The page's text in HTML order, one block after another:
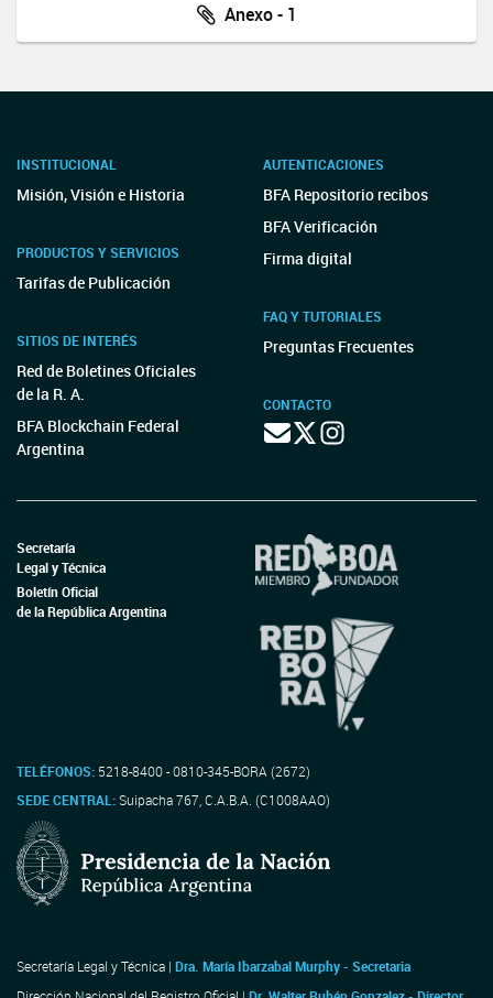
Anexo - 1
INSTITUCIONAL
Misión, Visión e Historia
PRODUCTOS Y SERVICIOS
Tarifas de Publicación
SITIOS DE INTERÉS
Red de Boletines Oficiales
de la R. A.
BFA Blockchain Federal
Argentina
AUTENTICACIONES
BFA Repositorio recibos
BFA Verificación
Firma digital
FAQ Y TUTORIALES
Preguntas Frecuentes
CONTACTO
Secretaría
Legal y Técnica
Boletín Oficial
de la República Argentina
TELÉFONOS: 5218-8400 - 0810-345-BORA (2672)
SEDE CENTRAL:Suipacha 767, C.A.B.A. (C1008AAO)
Secretaría Legal y Técnica | Dra. María Ibarzabal Murphy - Secretaria